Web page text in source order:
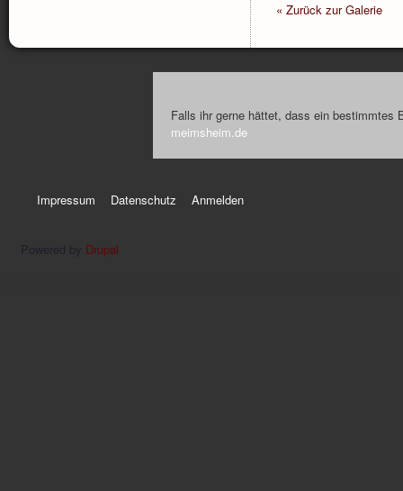
« Zurück zur Galerie
Falls ihr gerne hättet, dass ein
meimsheim.de
Impressum Datenschutz Anmelden
Drupal